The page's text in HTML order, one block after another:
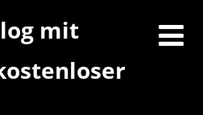
mit